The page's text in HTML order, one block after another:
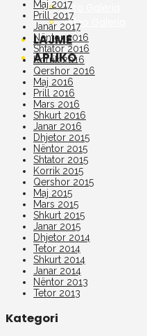
Foto Galeria
Video Galeria
LAJME
APLIKO
Maj 2017
Prill 2017
Janar 2017
Nëntor 2016
Shtator 2016
Korrik 2016
Qershor 2016
Maj 2016
Prill 2016
Mars 2016
Shkurt 2016
Janar 2016
Dhjetor 2015
Nëntor 2015
Shtator 2015
Korrik 2015
Qershor 2015
Maj 2015
Mars 2015
Shkurt 2015
Janar 2015
Dhjetor 2014
Tetor 2014
Shkurt 2014
Janar 2014
Nëntor 2013
Tetor 2013
Kategori